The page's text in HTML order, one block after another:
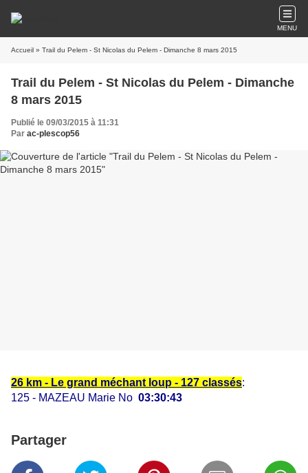
MENU
Accueil » Trail du Pelem - St Nicolas du Pelem - Dimanche 8 mars 2015
Trail du Pelem - St Nicolas du Pelem - Dimanche
8 mars 2015
Publié le 09/03/2015 à 11:31
Par ac-plescop56
26 km - Le grand méchant loup - 127 classés:
125 - MAZEAU Marie No 03:30:43
Partager